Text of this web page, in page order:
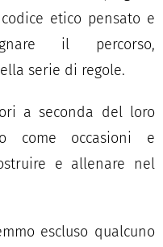
etico pensato e
il percorso,
serie di regole.
a seconda del loro
come occasioni e
e allenare nel
escluso qualcuno